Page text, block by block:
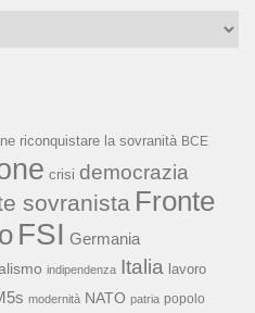
riconquistare la sovranità BCE
crisi democrazia
sovranista Fronte
FSI Germania
indipendenza Italia lavoro
modernità NATO patria popolo